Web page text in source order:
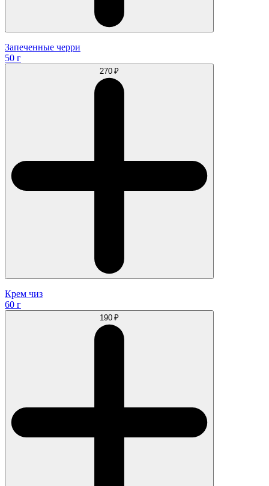
Запеченные черри
50 г
270 ₽
Крем чиз
60 г
190 ₽